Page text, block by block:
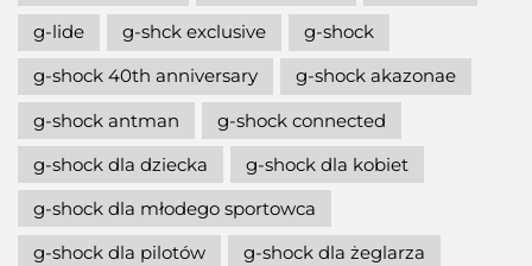
g-lide
g-shck exclusive
g-shock
g-shock 40th anniversary
g-shock akazonae
g-shock antman
g-shock connected
g-shock dla dziecka
g-shock dla kobiet
g-shock dla młodego sportowca
g-shock dla pilotów
g-shock dla żeglarza